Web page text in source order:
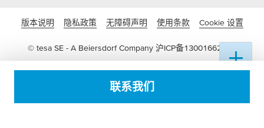
联系我们
版本说明 隐私政策 无障碍声明 使用条款 Cookie 设置
© tesa SE - A Beiersdorf Company 沪ICP备13001662号-3
沪公网安备 31011502016822号